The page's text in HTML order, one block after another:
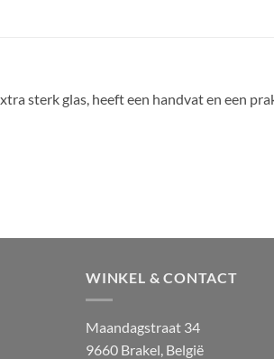
sterk glas, heeft een handvat en een
WINKEL & CONTACT
Maandagstraat 34
9660 Brakel, België